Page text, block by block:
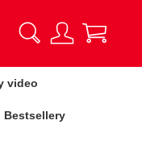
video
Bestsellery